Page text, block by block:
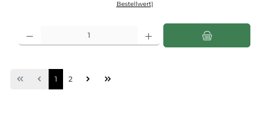
Bestellwert)
Seite
1 Seite
2